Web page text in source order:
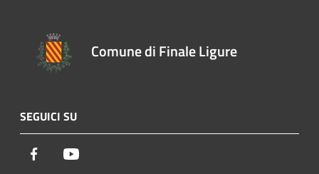
Comune di Finale Ligure
SEGUICI SU
Facebook